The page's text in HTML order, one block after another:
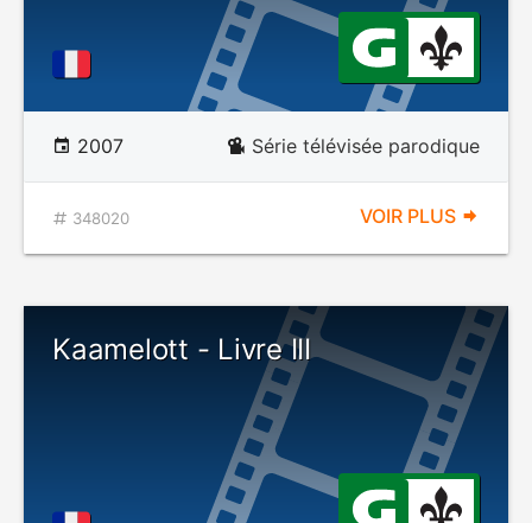
2007 Série télévisée parodique
348020 VOIR PLUS
Kaamelott - Livre III